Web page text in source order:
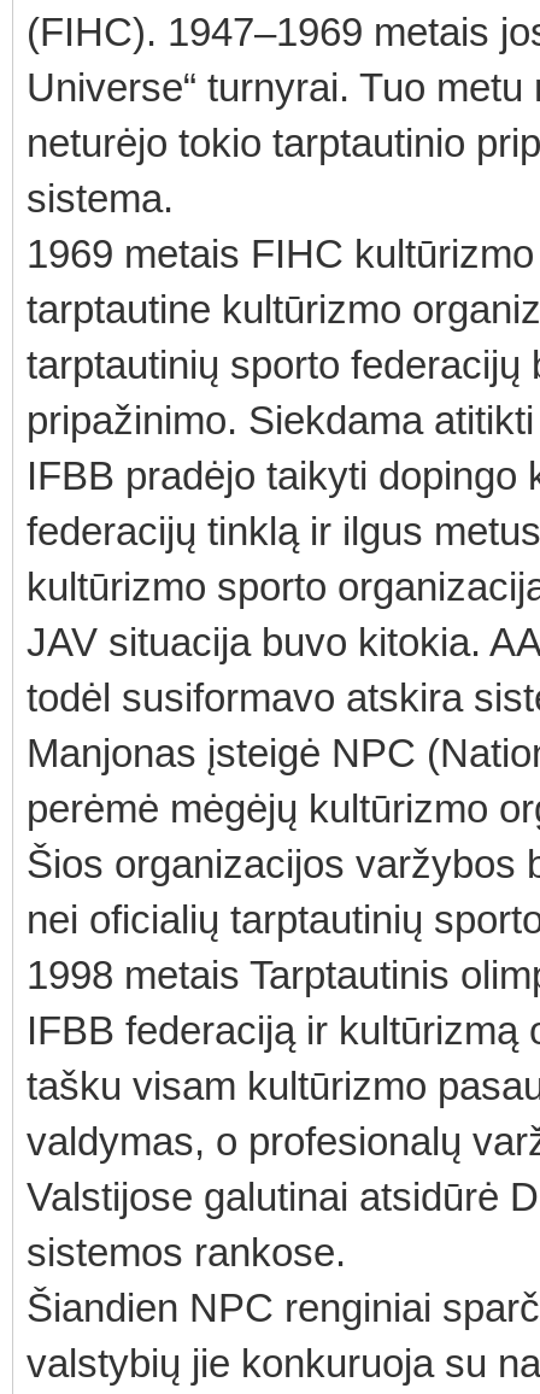
(FIHC). 1947–1969 metais
Universe“ turnyrai. Tuo
neturėjo tokio tarptautinio
sistema.
1969 metais FIHC
tarptautine kultūrizmo
tarptautinių sporto
pripažinimo. Siekdama
IFBB pradėjo taikyti dopingo
federacijų tinklą ir ilgus
kultūrizmo sporto
JAV situacija buvo kitokia.
todėl susiformavo atskira
Manjonas įsteigė NPC
perėmė mėgėjų kultūrizmo
Šios organizacijos varžybos
nei oficialių tarptautinių
1998 metais Tarptautinis
IFBB federaciją ir kultūrizmą
tašku visam kultūrizmo
valdymas, o profesionalų
Valstijose galutinai atsidūrė
sistemos rankose.
Šiandien NPC renginiai
valstybių jie konkuruoja su